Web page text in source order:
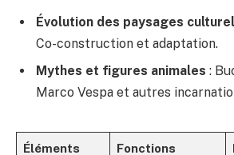
Évolution des paysages
Co-construction et adaptation.
Mythes et figures animales :
Marco Vespa et autres
Éléments
Fonctions